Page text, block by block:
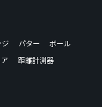
ジ パター
ボール
距離計測器